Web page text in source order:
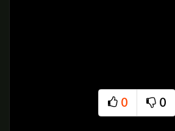
0
추천
0
비추